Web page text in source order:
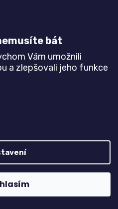
bát
Vám umožnili
a zlepšovali jeho funkce
Kč
stylu, ale
šedý